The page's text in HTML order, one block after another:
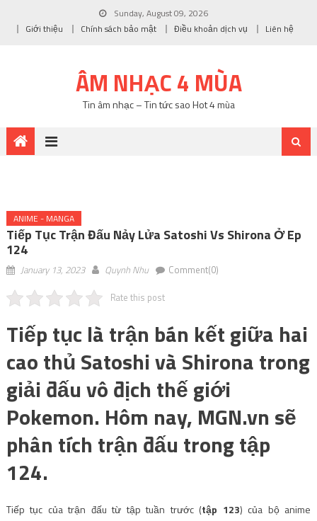
Sunday, August 09, 2026
Giới thiệu
Chính sách bảo mật Điều khoản dịch vụ Liên hệ
ÂM NHẠC 4 MÙA
Tin âm nhạc – Tin tức sao Hot 4 mùa
ANIME - MANGA
Tiếp Tục Trận Đấu Nảy Lửa Satoshi Vs Shirona Ở Ep
124
January 13, 2023 Quynh Nhu Comment(0)
Rate this post
Tiếp tục là trận bán kết giữa hai
cao thủ Satoshi và Shirona trong
giải đấu vô địch thế giới
Pokemon. Hôm nay, MGN.vn sẽ
phân tích trận đấu trong tập
124.
Tiếp tục của trận đấu từ tập tuần trước (tập 123) của bộ anime